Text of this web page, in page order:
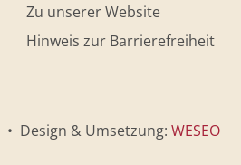
Zu unserer Website
Hinweis zur Barrierefreiheit
• Design & Umsetzung: WESEO